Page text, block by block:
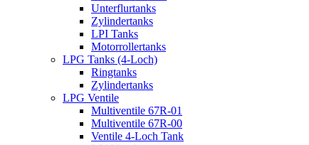
Unterflurtanks
Zylindertanks
LPI Tanks
Motorrollertanks
LPG Tanks (4-Loch)
Ringtanks
Zylindertanks
LPG Ventile
Multiventile 67R-01
Multiventile 67R-00
Ventile 4-Loch Tank